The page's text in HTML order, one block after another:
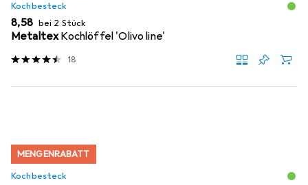
Kochbesteck
EUR
8,58 bei 2 Stück
MetaltexKochlöffel 'Olivo line'
18
MENGENRABATT
Kochbesteck